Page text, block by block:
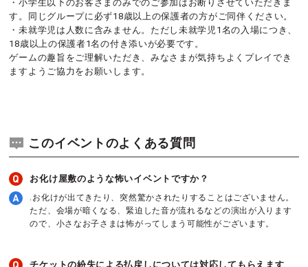
・小学生以下のお客さまのみでのご参加はお断りさせていただきま
す。同じグループに必ず18歳以上の保護者の方がご同伴ください。
・未就学児は人数に含みません。ただし未就学児1名の入場につき、
18歳以上の保護者1名の付き添いが必要です。
ゲームの趣旨をご理解いただき、みなさまが気持ちよくプレイでき
ますようご協力をお願いします。
このイベントのよくある質問
お化け屋敷のような怖いイベントですか？
.お化けが出てきたり、突然驚かされたりすることはございません。
ただ、会場が暗くなる、緊迫した音が流れるなどの演出が入ります
ので、小さなお子さまは怖がってしまう可能性がございます。
チケットの紛失による払戻しについては対応してもらえます